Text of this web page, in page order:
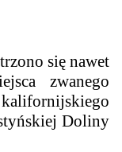
się nawet
zwanego
Doliny